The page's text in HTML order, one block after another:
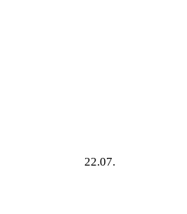
22.07.